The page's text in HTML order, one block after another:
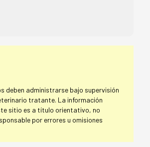
deben administrarse bajo supervisión
tratante. La información
sitio es a título orientativo, no
por errores u omisiones